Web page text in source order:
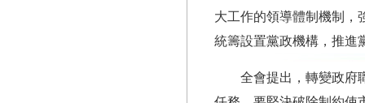
大工作的領導體制機制，
統籌設置黨政機構，推進
全會提出，轉變政府